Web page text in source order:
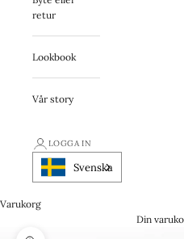
retur
Lookbook
Vår story
LOGGA IN
Svenska
Varukorg
Din